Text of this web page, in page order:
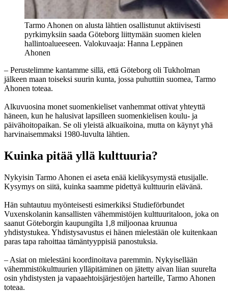
Tarmo Ahonen on alusta lähtien osallistunut aktiivisesti
pyrkimyksiin saada Göteborg liittymään suomen kielen
hallintoalueeseen. Valokuvaaja: Hanna Leppänen
Ahonen
– Perustelimme kantamme sillä, että Göteborg oli Tukholman
jälkeen maan toiseksi suurin kunta, jossa puhuttiin suomea, Tarmo
Ahonen toteaa.
Alkuvuosina monet suomenkieliset vanhemmat ottivat yhteyttä
häneen, kun he halusivat lapsilleen suomenkielisen koulu- ja
päivähoitopaikan. Se oli yleistä alkuaikoina, mutta on käynyt yhä
harvinaisemmaksi 1980-luvulta lähtien.
Kuinka pitää yllä kulttuuria?
Nykyisin Tarmo Ahonen ei aseta enää kielikysymystä etusijalle.
Kysymys on siitä, kuinka saamme pidettyä kulttuurin elävänä.
Hän suhtautuu myönteisesti esimerkiksi Studieförbundet
Vuxenskolanin kansallisten vähemmistöjen kulttuuritaloon, joka on
saanut Göteborgin kaupungilta 1,8 miljoonaa kruunua
yhdistystukea. Yhdistysavustus ei hänen mielestään ole kuitenkaan
paras tapa rahoittaa tämäntyyppisiä panostuksia.
– Asiat on mielestäni koordinoitava paremmin. Nykyisellään
vähemmistökulttuurien ylläpitäminen on jätetty aivan liian suurelta
osin yhdistysten ja vapaaehtoisjärjestöjen harteille, Tarmo Ahonen
toteaa.